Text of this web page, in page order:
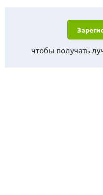
чтобы получать